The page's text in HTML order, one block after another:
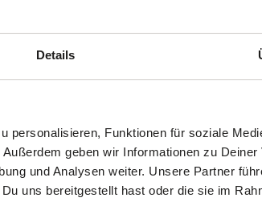
Details
personalisieren, Funktionen für soziale
geben wir Informationen zu Deiner
und Analysen weiter. Unsere Partner
uns bereitgestellt hast oder die sie im